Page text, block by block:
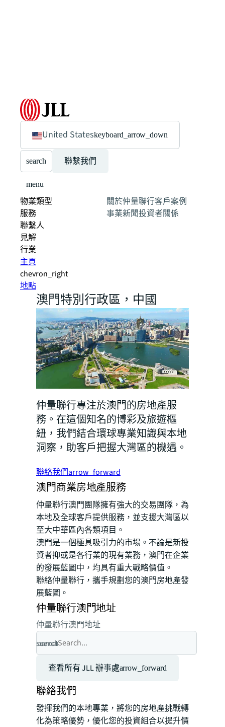
United Stateskeyboard_arrow_down
search 聯繫我們
menu
物業類型
服務
聯繫人
見解
行業
關於仲量聯行客戶案例
事業新聞投資者關係
主頁
chevron_right
地點
澳門特別行政區，中國
仲量聯行專注於澳門的房地產服
務。在這個知名的博彩及旅遊樞
紐，我們結合環球專業知識與本地
洞察，助客戶把握大灣區的機遇。
聯絡我們arrow_forward
澳門商業房地產服務
仲量聯行澳門團隊擁有強大的交易團隊，為
本地及全球客戶提供服務，並支援大灣區以
至大中華區內各類項目。
澳門是一個極具吸引力的市場。不論是新投
資者抑或是各行業的現有業務，澳門在企業
的發展藍圖中，均具有重大戰略價值。
聯絡仲量聯行，攜手規劃您的澳門房地產發
展藍圖。
仲量聯行澳門地址
仲量聯行澳門地址
search
cancel
查看所有 JLL 辦事處arrow_forward
聯絡我們
發揮我們的本地專業，將您的房地產挑戰轉
化為策略優勢，優化您的投資組合以提升價